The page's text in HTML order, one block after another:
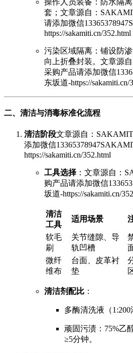
套； 文章源自：
请添加微信
https://sakamiti.cn/352.html
污染区域隔离：铺设防
向上折叠封装。 文章源
采购产品请添加微信
东坂道-https://sakamiti.cn/
二、清洁与消毒标准化流程
清洁阶段文章源自：
添加微信
https://sakamiti.cn/352.html
工具选择 ： 文章源自：
购产品请添加微信
坂道-https://sakamiti.cn/
清洁
工具
适用场景
软毛
刷
关节缝隙、导
轨凹槽
微纤
维布
台面、皮革衬
垫
清洁剂配比 ：
多酶清洗液（
顽固污渍：75%乙
≥5分钟。